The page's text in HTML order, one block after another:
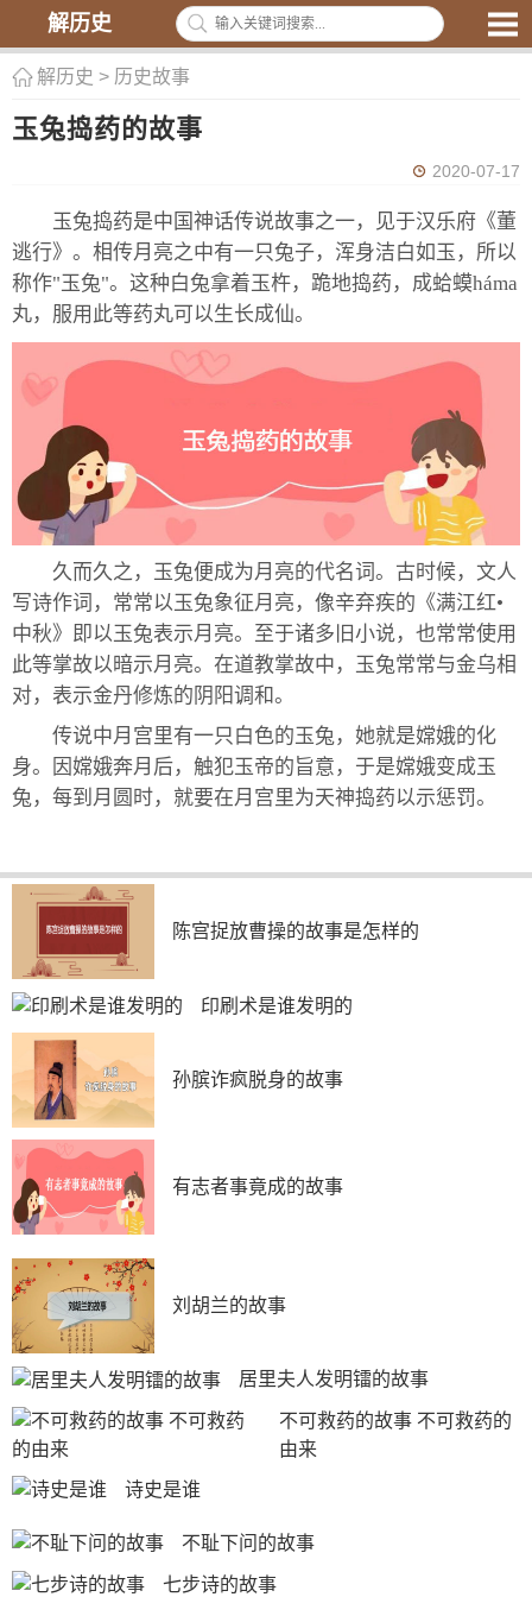
解历史
解历史 > 历史故事
玉兔捣药的故事
2020-07-17
玉兔捣药是中国神话传说故事之一，见于汉乐府《董
逃行》。相传月亮之中有一只兔子，浑身洁白如玉，所以
称作"玉兔"。这种白兔拿着玉杵，跪地捣药，成蛤蟆háma
丸，服用此等药丸可以生长成仙。
久而久之，玉兔便成为月亮的代名词。古时候，文人
写诗作词，常常以玉兔象征月亮，像辛弃疾的《满江红•
中秋》即以玉兔表示月亮。至于诸多旧小说，也常常使用
此等掌故以暗示月亮。在道教掌故中，玉兔常常与金乌相
对，表示金丹修炼的阴阳调和。
传说中月宫里有一只白色的玉兔，她就是嫦娥的化
身。因嫦娥奔月后，触犯玉帝的旨意，于是嫦娥变成玉
兔，每到月圆时，就要在月宫里为天神捣药以示惩罚。
陈宫捉放曹操的故事是怎样的
印刷术是谁发明的
孙膑诈疯脱身的故事
有志者事竟成的故事
刘胡兰的故事
居里夫人发明镭的故事
不可救药的故事 不可救药的
由来
诗史是谁
不耻下问的故事
七步诗的故事